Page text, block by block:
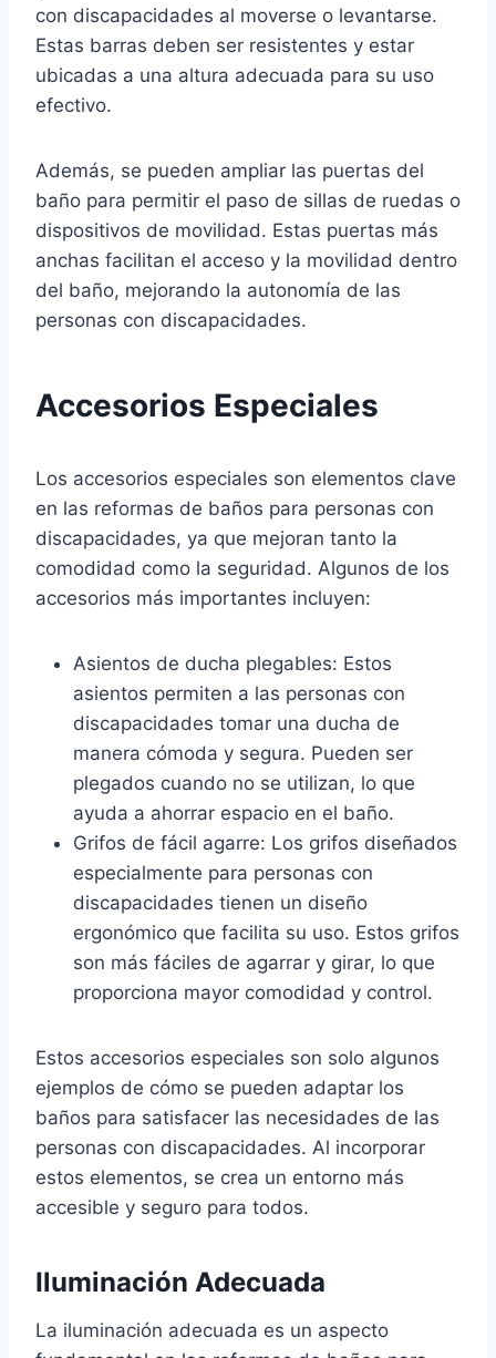
con discapacidades al moverse o levantarse.
Estas barras deben ser resistentes y estar
ubicadas a una altura adecuada para su uso
efectivo.
Además, se pueden ampliar las puertas del
baño para permitir el paso de sillas de ruedas o
dispositivos de movilidad. Estas puertas más
anchas facilitan el acceso y la movilidad dentro
del baño, mejorando la autonomía de las
personas con discapacidades.
Accesorios Especiales
Los accesorios especiales son elementos clave
en las reformas de baños para personas con
discapacidades, ya que mejoran tanto la
comodidad como la seguridad. Algunos de los
accesorios más importantes incluyen:
Asientos de ducha plegables: Estos
asientos permiten a las personas con
discapacidades tomar una ducha de
manera cómoda y segura. Pueden ser
plegados cuando no se utilizan, lo que
ayuda a ahorrar espacio en el baño.
Grifos de fácil agarre: Los grifos diseñados
especialmente para personas con
discapacidades tienen un diseño
ergonómico que facilita su uso. Estos grifos
son más fáciles de agarrar y girar, lo que
proporciona mayor comodidad y control.
Estos accesorios especiales son solo algunos
ejemplos de cómo se pueden adaptar los
baños para satisfacer las necesidades de las
personas con discapacidades. Al incorporar
estos elementos, se crea un entorno más
accesible y seguro para todos.
Iluminación Adecuada
La iluminación adecuada es un aspecto